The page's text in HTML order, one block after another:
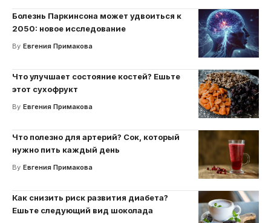
Болезнь Паркинсона может удвоиться к
2050: новое исследование
By Евгения Примакова
Что улучшает состояние костей? Ешьте
этот сухофрукт
By Евгения Примакова
Что полезно для артерий? Сок, который
нужно пить каждый день
By Евгения Примакова
Как снизить риск развития диабета?
Ешьте следующий вид шоколада